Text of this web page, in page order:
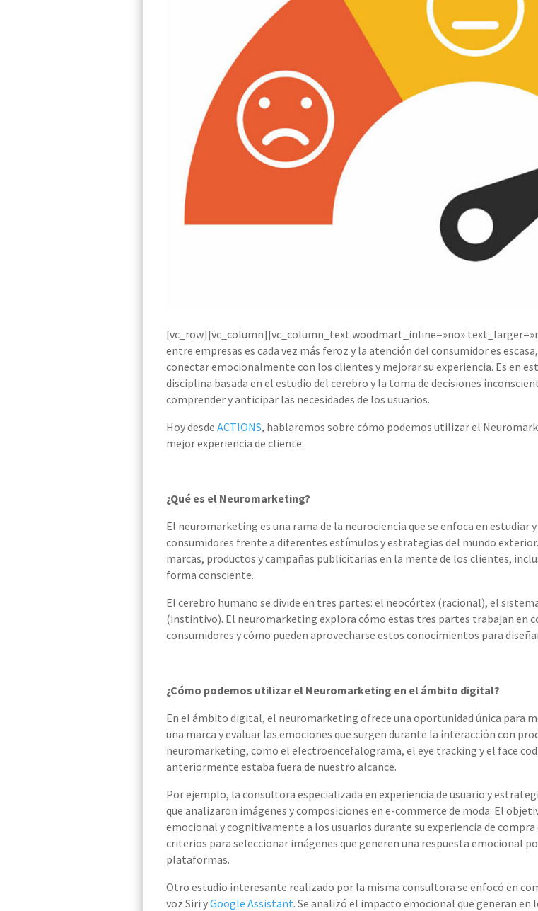
[vc_row][vc_column][vc_column_text woodmart_inline=»no»
entre empresas es cada vez más feroz y la atención del consumidor es
conectar emocionalmente con los clientes y mejorar su experiencia. Es en
disciplina basada en el estudio del cerebro y la toma de decisiones
comprender y anticipar las necesidades de los usuarios.
Hoy desde ACTIONS, hablaremos sobre cómo podemos utilizar el
mejor experiencia de cliente.
¿Qué es el Neuromarketing?
El neuromarketing es una rama de la neurociencia que se enfoca en
consumidores frente a diferentes estímulos y estrategias del mundo
marcas, productos y campañas publicitarias en la mente de los clientes,
forma consciente.
El cerebro humano se divide en tres partes: el neocórtex (racional), el
(instintivo). El neuromarketing explora cómo estas tres partes trabajan en
consumidores y cómo pueden aprovecharse estos conocimientos para
¿Cómo podemos utilizar el Neuromarketing en el ámbito digital?
En el ámbito digital, el neuromarketing ofrece una oportunidad única para
una marca y evaluar las emociones que surgen durante la interacción con
neuromarketing, como el electroencefalograma, el eye tracking y el face
anteriormente estaba fuera de nuestro alcance.
Por ejemplo, la consultora especializada en experiencia de usuario y
que analizaron imágenes y composiciones en e-commerce de moda. El
emocional y cognitivamente a los usuarios durante su experiencia de
criterios para seleccionar imágenes que generen una respuesta emocional
plataformas.
Otro estudio interesante realizado por la misma consultora se enfocó en
voz Siri yGoogle Assistant. Se analizó el impacto emocional que generan en